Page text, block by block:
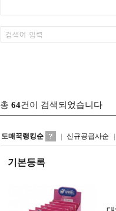
총 64건이 검색되었습니다
도매꾹랭킹순 신규공급사순
기본등록